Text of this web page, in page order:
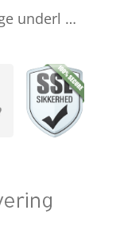
underl …